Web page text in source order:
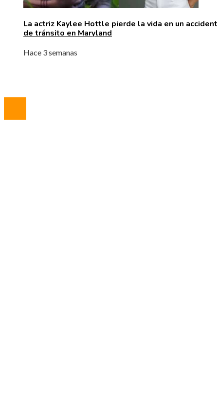
La actriz Kaylee Hottle pierde la vida en un
de tránsito en Maryland
Hace 3 semanas